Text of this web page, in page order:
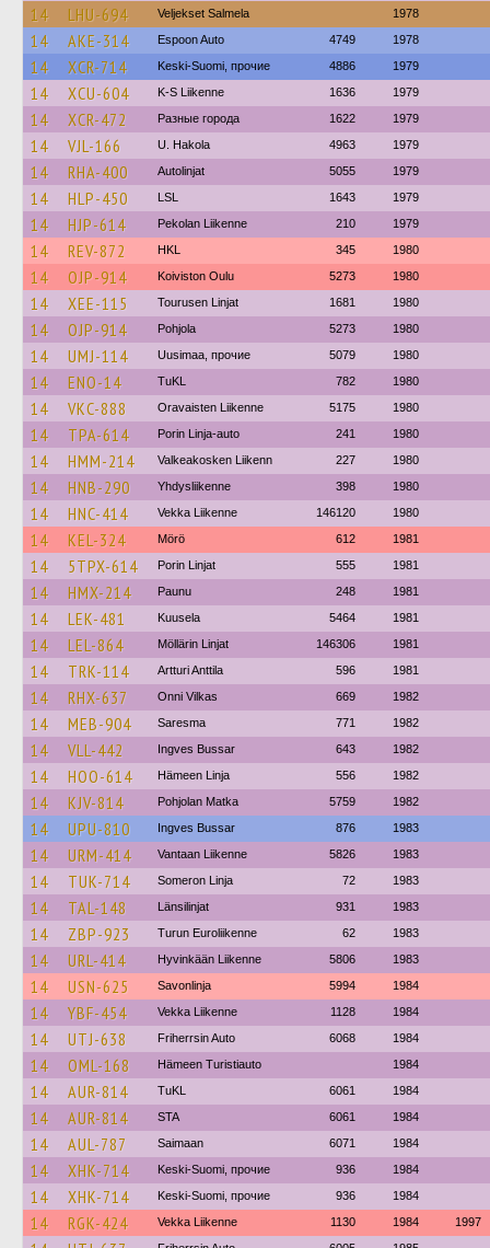
14 LHU-694 Veljekset Salmela 1978
14 AKE-314 Espoon Auto 4749 1978
14 XCR-714 Keski-Suomi, прочие 4886 1979
14 XCU-604 K-S Liikenne 1636 1979
14 XCR-472 Разные города 1622 1979
14 VJL-166 U. Hakola 4963 1979
14 RHA-400 Autolinjat 5055 1979
14 HLP-450 LSL 1643 1979
14 HJP-614 Pekolan Liikenne 210 1979
14 REV-872 HKL 345 1980
14 OJP-914 Koiviston Oulu 5273 1980
14 XEE-115 Tourusen Linjat 1681 1980
14 OJP-914 Pohjola 5273 1980
14 UMJ-114 Uusimaa, прочие 5079 1980
14 ENO-14 TuKL 782 1980
14 VKC-888 Oravaisten Liikenne 5175 1980
14 TPA-614 Porin Linja-auto 241 1980
14 HMM-214 Valkeakosken Liikenn 227 1980
14 HNB-290 Yhdysliikenne 398 1980
14 HNC-414 Vekka Liikenne 146120 1980
14 KEL-324 Mörö 612 1981
14 5TPX-614 Porin Linjat 555 1981
14 HMX-214 Paunu 248 1981
14 LEK-481 Kuusela 5464 1981
14 LEL-864 Möllärin Linjat 146306 1981
14 TRK-114 Artturi Anttila 596 1981
14 RHX-637 Onni Vilkas 669 1982
14 MEB-904 Saresma 771 1982
14 VLL-442 Ingves Bussar 643 1982
14 HOO-614 Hämeen Linja 556 1982
14 KJV-814 Pohjolan Matka 5759 1982
14 UPU-810 Ingves Bussar 876 1983
14 URM-414 Vantaan Liikenne 5826 1983
14 TUK-714 Someron Linja 72 1983
14 TAL-148 Länsilinjat 931 1983
14 ZBP-923 Turun Euroliikenne 62 1983
14 URL-414 Hyvinkään Liikenne 5806 1983
14 USN-625 Savonlinja 5994 1984
14 YBF-454 Vekka Liikenne 1128 1984
14 UTJ-638 Friherrsin Auto 6068 1984
14 OML-168 Hämeen Turistiauto 1984
14 AUR-814 TuKL 6061 1984
14 AUR-814 STA 6061 1984
14 AUL-787 Saimaan 6071 1984
14 XHK-714 Keski-Suomi, прочие 936 1984
14 XHK-714 Keski-Suomi, прочие 936 1984
14 RGK-424 Vekka Liikenne 1130 1984 1997